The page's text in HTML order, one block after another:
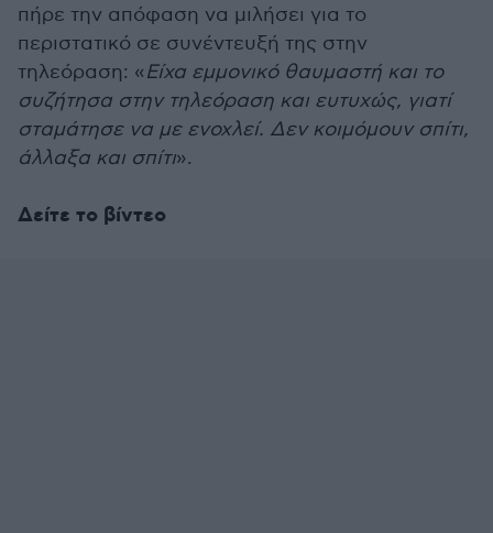
πήρε την απόφαση να μιλήσει για το
περιστατικό σε συνέντευξή της στην
τηλεόραση: «Είχα εμμονικό θαυμαστή και το
συζήτησα στην τηλεόραση και ευτυχώς, γιατί
σταμάτησε να με ενοχλεί. Δεν κοιμόμουν σπίτι,
άλλαξα και σπίτι».
Δείτε το βίντεο